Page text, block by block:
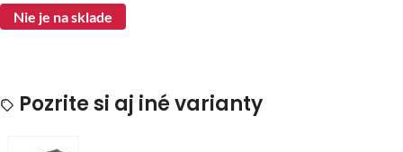
Nie je na sklade
Pozrite si aj iné varianty